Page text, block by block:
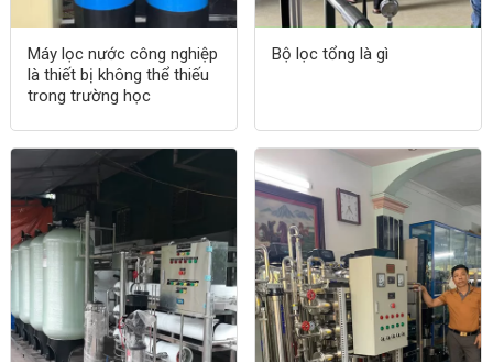
Máy lọc nước công nghiệp
là thiết bị không thể thiếu
trong trường học
Bộ lọc tổng là gì